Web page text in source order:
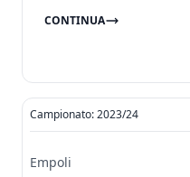
CONTINUA
Campionato: 2023/24
Empoli